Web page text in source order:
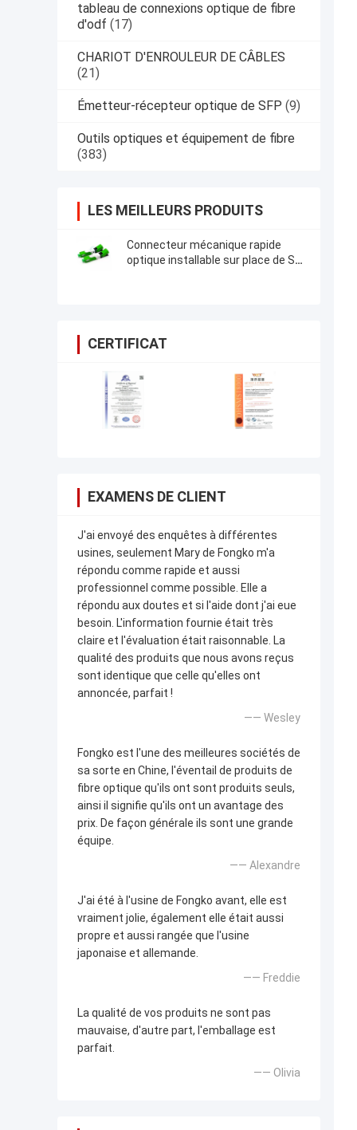
tableau de connexions optique de fibre
d'odf (17)
CHARIOT D'ENROULEUR DE CÂBLES
(21)
Émetteur-récepteur optique de SFP (9)
Outils optiques et équipement de fibre
(383)
LES MEILLEURS PRODUITS
Connecteur mécanique rapide
optique installable sur place de Sc
CERTIFICAT
EXAMENS DE CLIENT
J'ai envoyé des enquêtes à différentes
usines, seulement Mary de Fongko m'a
répondu comme rapide et aussi
professionnel comme possible. Elle a
répondu aux doutes et si l'aide dont j'ai eue
besoin. L'information fournie était très
claire et l'évaluation était raisonnable. La
qualité des produits que nous avons reçus
sont identique que celle qu'elles ont
annoncée, parfait !
—— Wesley
Fongko est l'une des meilleures sociétés de
sa sorte en Chine, l'éventail de produits de
fibre optique qu'ils ont sont produits seuls,
ainsi il signifie qu'ils ont un avantage des
prix. De façon générale ils sont une grande
équipe.
—— Alexandre
J'ai été à l'usine de Fongko avant, elle est
vraiment jolie, également elle était aussi
propre et aussi rangée que l'usine
japonaise et allemande.
—— Freddie
La qualité de vos produits ne sont pas
mauvaise, d'autre part, l'emballage est
parfait.
—— Olivia